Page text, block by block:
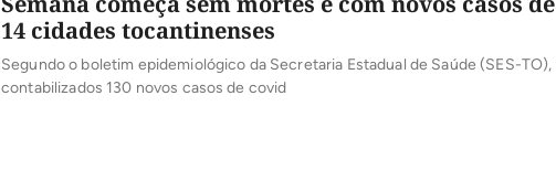
14 cidades tocantinenses
Segundo o boletim epidemiológico da Secretaria Estadual de Saúde (SES-TO),
contabilizados 130 novos casos de covid